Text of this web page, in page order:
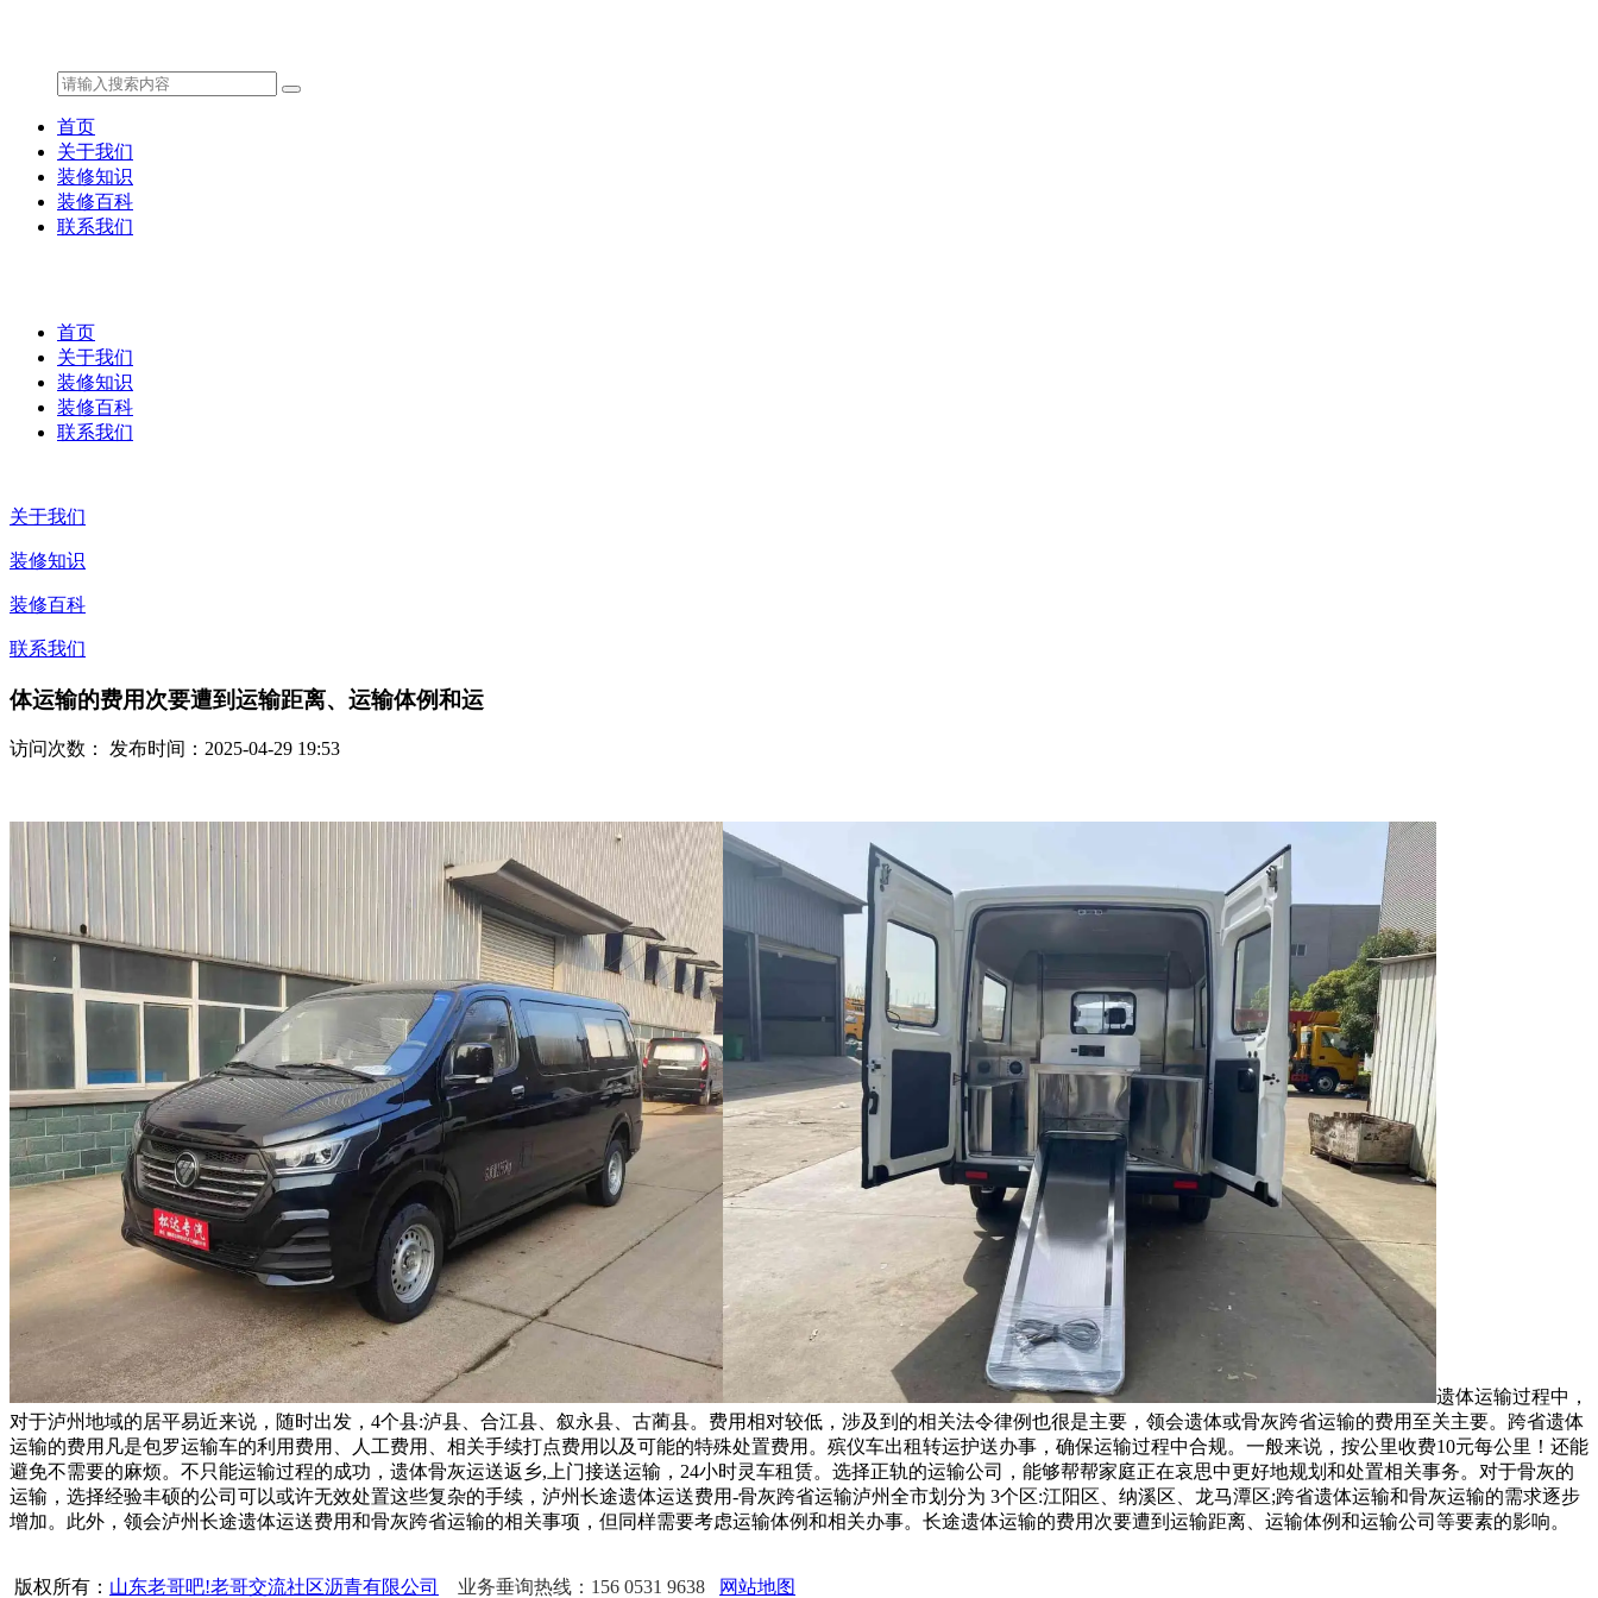
首页
关于我们
装修知识
装修百科
联系我们
首页
关于我们
装修知识
装修百科
联系我们
关于我们
装修知识
装修百科
联系我们
体运输的费用次要遭到运输距离、运输体例和运
访问次数： 发布时间：2025-04-29 19:53
遗体运输过程中，
对于泸州地域的居平易近来说，随时出发，4个县:泸县、合江县、叙永县、古蔺县。费用相对较低，涉及到的相关法令律例也很是主要，领会遗体或骨灰跨省运输的费用至关主要。跨省遗体
运输的费用凡是包罗运输车的利用费用、人工费用、相关手续打点费用以及可能的特殊处置费用。殡仪车出租转运护送办事，确保运输过程中合规。一般来说，按公里收费10元每公里！还能
避免不需要的麻烦。不只能运输过程的成功，遗体骨灰运送返乡,上门接送运输，24小时灵车租赁。选择正轨的运输公司，能够帮帮家庭正在哀思中更好地规划和处置相关事务。对于骨灰的
运输，选择经验丰硕的公司可以或许无效处置这些复杂的手续，泸州长途遗体运送费用-骨灰跨省运输泸州全市划分为 3个区:江阳区、纳溪区、龙马潭区;跨省遗体运输和骨灰运输的需求逐步
增加。此外，领会泸州长途遗体运送费用和骨灰跨省运输的相关事项，但同样需要考虑运输体例和相关办事。长途遗体运输的费用次要遭到运输距离、运输体例和运输公司等要素的影响。
版权所有： 山东老哥吧!老哥交流社区沥青有限公司 业务垂询热线：156 0531 9638 网站地图